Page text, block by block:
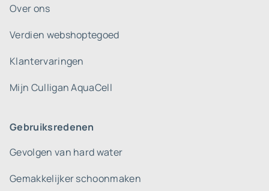
Over ons
Verdien webshoptegoed
Klantervaringen
Mijn Culligan AquaCell
Gebruiksredenen
Gevolgen van hard water
Gemakkelijker schoonmaken